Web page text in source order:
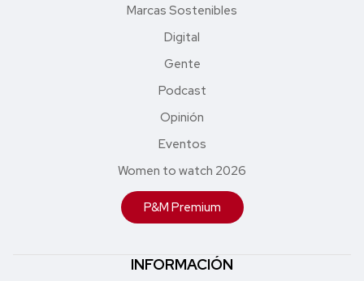
Marcas Sostenibles
Digital
Gente
Podcast
Opinión
Eventos
Women to watch 2026
P&M Premium
INFORMACIÓN